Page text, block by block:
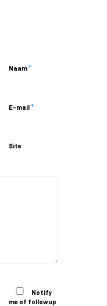
Naam*
E-mail*
Site
Notify
me of followup